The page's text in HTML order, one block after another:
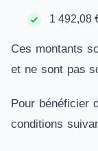
1 492,08
Ces montants
et ne sont pas
Pour bénéficier
conditions